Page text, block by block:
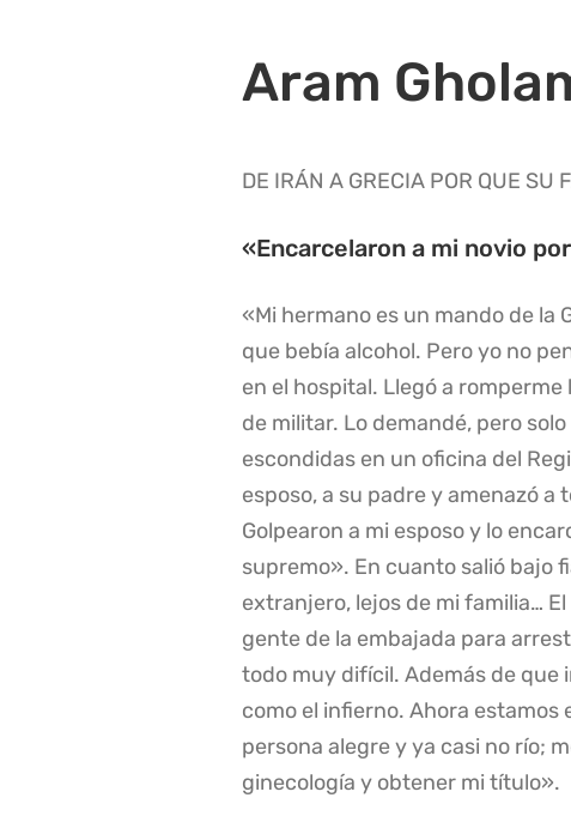
Aram
DE IRÁN A GRECIA POR QUE
«Encarcelaron a mi novio
«Mi hermano es un mando de la
que bebía alcohol. Pero yo no
en el hospital. Llegó a
de militar. Lo demandé, pero
escondidas en un oficina del
esposo, a su padre y amenazó
Golpearon a mi esposo y lo
supremo». En cuanto salió bajo
extranjero, lejos de mi familia…
gente de la embajada para
todo muy difícil. Además de que
como el infierno. Ahora estamos
persona alegre y ya casi no río;
ginecología y obtener mi título».